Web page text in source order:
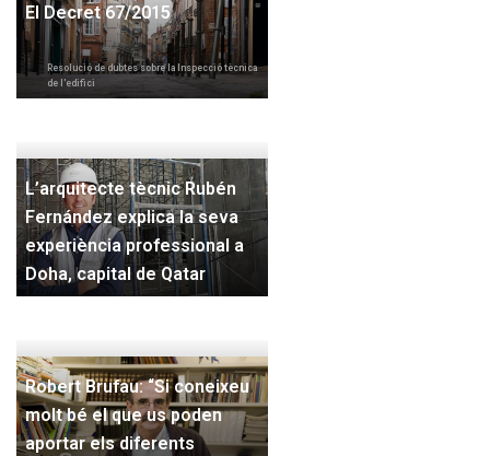
El Decret 67/2015
Resolució de dubtes sobre la Inspecció tècnica
de l'edifici
L’arquitecte tècnic Rubén
Fernández explica la seva
experiència professional a
Doha, capital de Qatar
Robert Brufau: “Si coneixeu
molt bé el que us poden
aportar els diferents